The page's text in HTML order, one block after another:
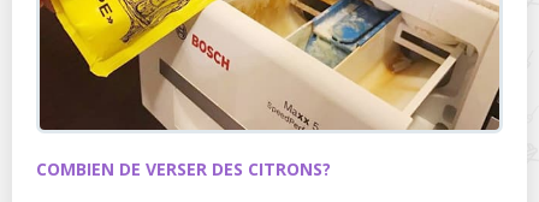
COMBIEN DE VERSER DES CITRONS?